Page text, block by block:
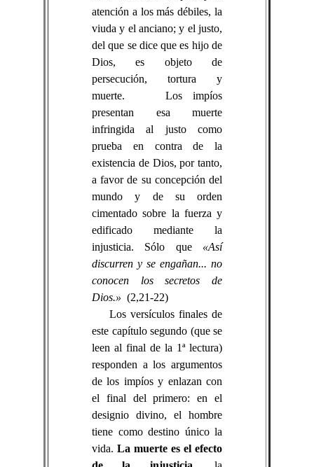
atención a los más débiles, la
viuda y el anciano; y el justo,
del que se dice que es hijo de
Dios, es objeto de
persecución, tortura y
muerte. Los impíos
presentan esa muerte
infringida al justo como
prueba en contra de la
existencia de Dios, por tanto,
a favor de su concepción del
mundo y de su orden
cimentado sobre la fuerza y
edificado mediante la
injusticia. Sólo que «Así
discurren y se engañan... no
conocen los secretos de
Dios.» (2,21-22)
Los versículos finales de
este capítulo segundo (que se
leen al final de la 1ª lectura)
responden a los argumentos
de los impíos y enlazan con
el final del primero: en el
designio divino, el hombre
tiene como destino único la
vida. La muerte es el efecto